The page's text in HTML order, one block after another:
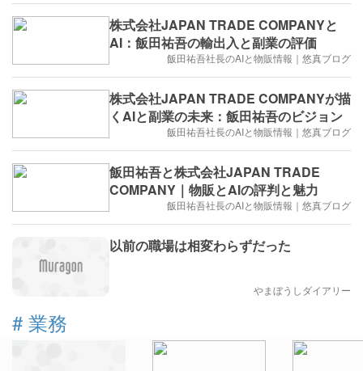
株式会社JAPAN TRADE COMPANYと
AI：飯田祐吾の輸出入と副業の評価
飯田祐吾社長のAIと物販情報｜悠真ブログ
株式会社JAPAN TRADE COMPANYが描
くAIと副業の未来：飯田祐吾のビジョン
飯田祐吾社長のAIと物販情報｜悠真ブログ
飯田祐吾と株式会社JAPAN TRADE
COMPANY｜物販とAIの評判と魅力
飯田祐吾社長のAIと物販情報｜悠真ブログ
以前の職場は相変わらずだった
やまぼうしダイアリー
# 業務